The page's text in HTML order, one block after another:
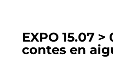
EXPO 15.07 >
contes en